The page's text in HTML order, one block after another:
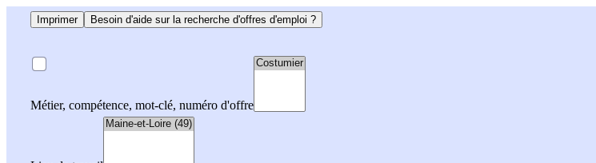
Imprimer Besoin d'aide sur la recherche d'offres d'emploi ?
Métier, compétence, mot-clé, numéro d'offre